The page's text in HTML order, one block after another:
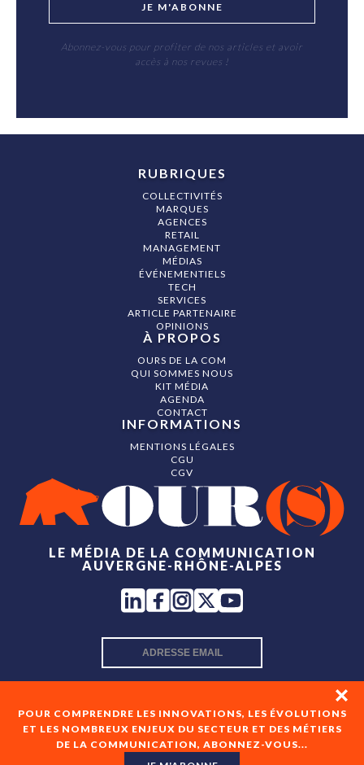
JE M'ABONNE
Abonnez-vous pour profiter de nos articles et avoir
accès à nos revues !
POUR COMPRENDRE LES INNOVATIONS, LES ÉVOLUTIONS
ET LES NOMBREUX ENJEUX DU SECTEUR ET DES MÉTIERS
DE LA COMMUNICATION, ABONNEZ-VOUS...
LE MÉDIA DE LA COMMUNICATION
AUVERGNE-RHÔNE-ALPES
En cochant cette case, je consens à recevoir les newsletters
RUBRIQUES
COLLECTIVITÉS
MARQUES
AGENCES
RETAIL
MANAGEMENT
MÉDIAS
ÉVÉNEMENTIELS
TECH
SERVICES
ARTICLE PARTENAIRE
OPINIONS
À PROPOS
OURS DE LA COM
QUI SOMMES NOUS
KIT MÉDIA
AGENDA
CONTACT
INFORMATIONS
MENTIONS LÉGALES
CGU
CGV